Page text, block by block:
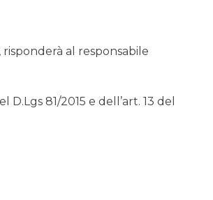
al responsabile
81/2015 e dell’art. 13 del